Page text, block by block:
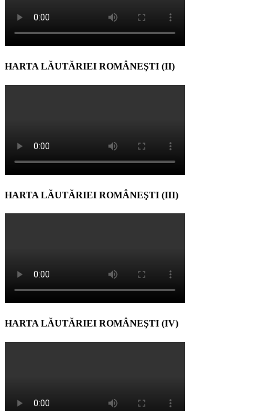
HARTA LĂUTĂRIEI ROMÂNEŞTI (II)
HARTA LĂUTĂRIEI ROMÂNEŞTI (III)
HARTA LĂUTĂRIEI ROMÂNEŞTI (IV)